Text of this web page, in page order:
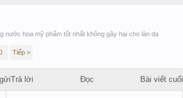
hoa mỹ phẩm tốt nhất không gây hại cho làn da
Tiếp >
Trả lời Đọc Bài viết cuối